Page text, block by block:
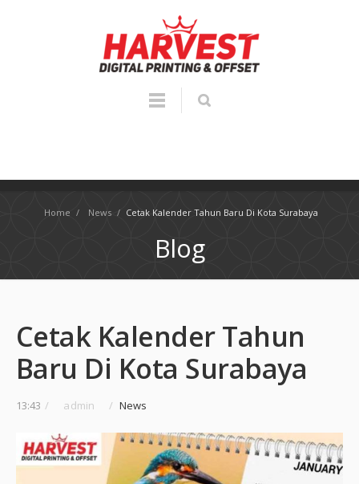
Home / News / Cetak Kalender Tahun Baru Di Kota Surabaya
Blog
Cetak Kalender Tahun
Baru Di Kota Surabaya
13:43 / admin / News